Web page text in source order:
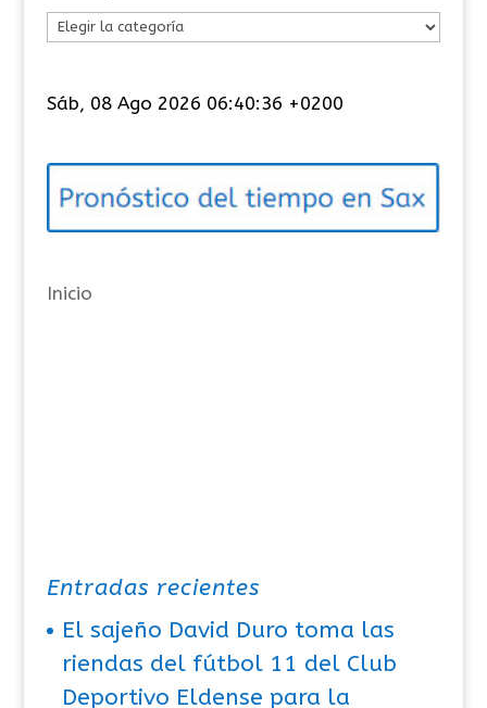
e
o
í
s
Sáb, 08 Ago 2026 06:40:36 +0200
Inicio
Entradas recientes
El sajeño David Duro toma las
riendas del fútbol 11 del Club
Deportivo Eldense para la